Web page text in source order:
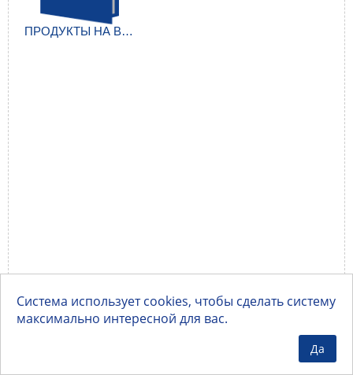
ПРОДУКТЫ НА ВИТРИНАХ МАГАЗИНОВ АЛМА
Система использует cookies, чтобы сделать систему
максимально интересной для вас.
Да